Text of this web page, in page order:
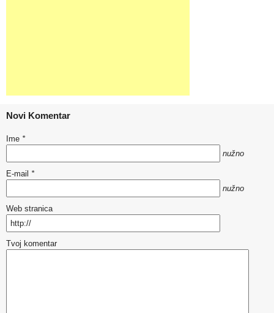
Novi Komentar
Ime *
nužno
E-mail *
nužno
Web stranica
Tvoj komentar